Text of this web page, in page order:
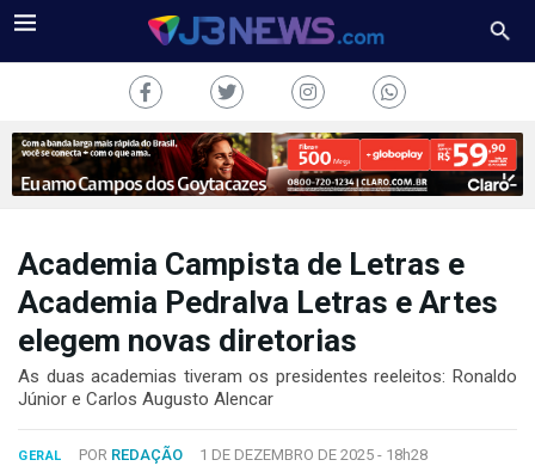
COLUNAS
FALE
CONOSCO
Academia Campista de Letras e
Academia Pedralva Letras e Artes
elegem novas diretorias
As duas academias tiveram os presidentes reeleitos: Ronaldo
Júnior e Carlos Augusto Alencar
GERAL POR REDAÇÃO 1 DE DEZEMBRO DE 2025 - 18h28